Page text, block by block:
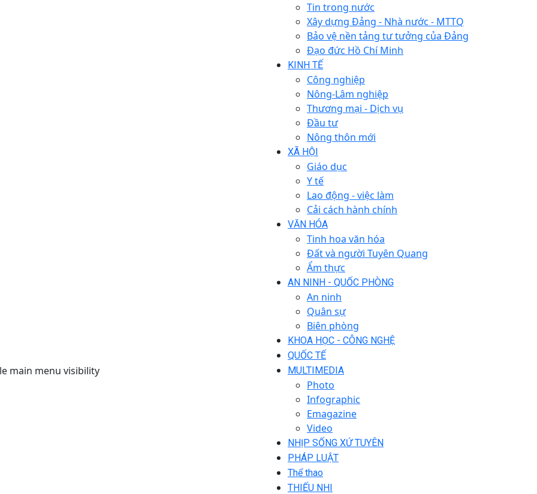
main menu visibility
Tin trong nước
Xây dựng Đảng - Nhà nước - MTTQ
Bảo vệ nền tảng tư tưởng của Đảng
Đạo đức Hồ Chí Minh
KINH TẾ
Công nghiệp
Nông-Lâm nghiệp
Thương mại - Dịch vụ
Đầu tư
Nông thôn mới
XÃ HỘI
Giáo dục
Y tế
Lao động - việc làm
Cải cách hành chính
VĂN HÓA
Tinh hoa văn hóa
Đất và người Tuyên Quang
Ẩm thực
AN NINH - QUỐC PHÒNG
An ninh
Quân sự
Biên phòng
KHOA HỌC - CÔNG NGHỆ
QUỐC TẾ
MULTIMEDIA
Photo
Infographic
Emagazine
Video
NHỊP SỐNG XỨ TUYÊN
PHÁP LUẬT
Thể thao
THIẾU NHI